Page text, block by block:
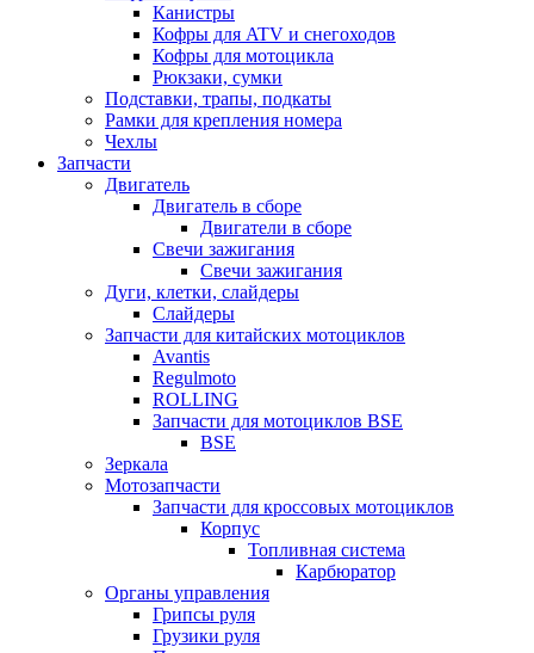
Канистры
Кофры для ATV и снегоходов
Кофры для мотоцикла
Рюкзаки, сумки
Подставки, трапы, подкаты
Рамки для крепления номера
Чехлы
Запчасти
Двигатель
Двигатель в сборе
Двигатели в сборе
Свечи зажигания
Свечи зажигания
Дуги, клетки, слайдеры
Слайдеры
Запчасти для китайских мотоциклов
Avantis
Regulmoto
ROLLING
Запчасти для мотоциклов BSE
BSE
Зеркала
Мотозапчасти
Запчасти для кроссовых мотоциклов
Корпус
Топливная система
Карбюратор
Органы управления
Грипсы руля
Грузики руля